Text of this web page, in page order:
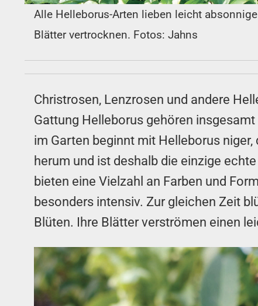
Alle Helleborus-Arten lieben leicht
Blätter vertrocknen. Fotos: Jahns
Christrosen, Lenzrosen und andere
Gattung Helleborus gehören
im Garten beginnt mit Helleborus
herum und ist deshalb die einzige
bieten eine Vielzahl an Farben und
besonders intensiv. Zur gleichen Zeit
Blüten. Ihre Blätter verströmen einen